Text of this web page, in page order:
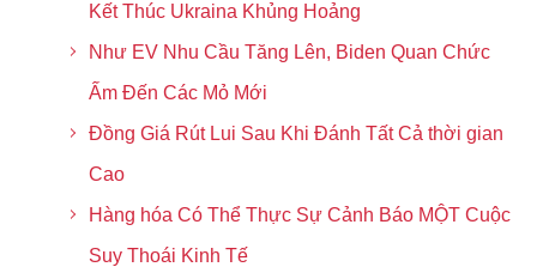
Kết Thúc Ukraina Khủng Hoảng
Như EV Nhu Cầu Tăng Lên, Biden Quan Chức
Ấm Đến Các Mỏ Mới
Đồng Giá Rút Lui Sau Khi Đánh Tất Cả thời gian
Cao
Hàng hóa Có Thể Thực Sự Cảnh Báo MỘT Cuộc
Suy Thoái Kinh Tế